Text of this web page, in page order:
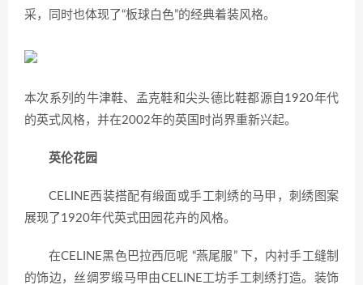
采，同时也体现了“板球白色”的经典着装风格。
本次系列的牛津鞋、孟克鞋和尖头德比鞋都源自1920年代
的英式风格，并在2002年的英国时尚界重新兴起。
英伦花园
CELINE西装搭配有缎面或手工刺绣的马甲，刺绣图案
展现了1920年代英式田园花卉的风格。
在CELINE黑色巴拉西厄呢 “燕尾服” 下，内衬手工缝制
的饰边，丝绸罗缎马甲由CELINE工坊手工刺绣打造。装饰